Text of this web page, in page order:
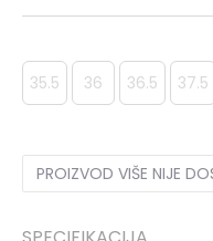
35.5 36 36.5 37.5
PROIZVOD VIŠE NIJE